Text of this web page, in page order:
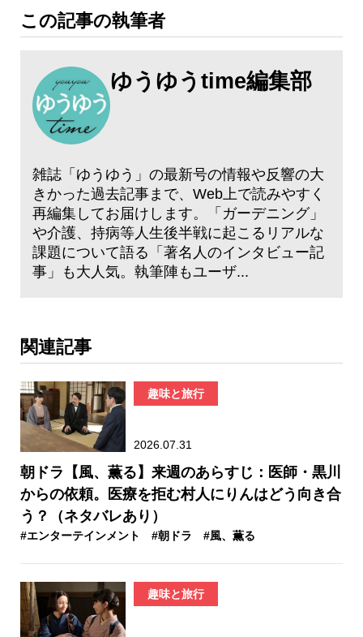
この記事の執筆者
ゆうゆうtime編集部
雑誌「ゆうゆう」の最新号の情報や反響の大
きかった過去記事まで、Web上で読みやすく
再編集してお届けします。「ガーデニング」
や介護、持病等人生後半戦に起こるリアルな
課題について語る「著名人のインタビュー記
事」も大人気。執筆陣もユーザ...
関連記事
趣味と旅行
2026.07.31
朝ドラ【風、薫る】来週のあらすじ：医師・黒川
からの依頼。医療を拒む村人にりんはどう向き合
う？（ネタバレあり）
#エンターテインメント #朝ドラ #風、薫る
趣味と旅行